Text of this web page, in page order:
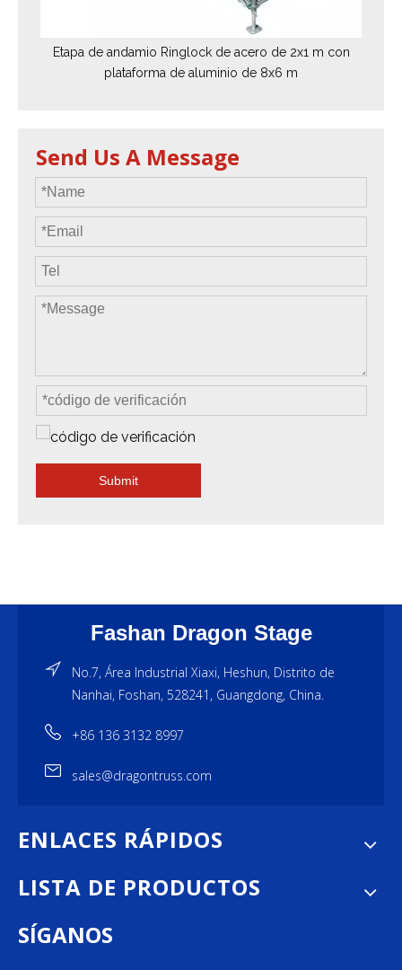
Etapa de andamio Ringlock de acero de 2x1 m con
plataforma de aluminio de 8x6 m
Send Us A Message
Submit
Fashan Dragon Stage
No.7, Área Industrial Xiaxi, Heshun, Distrito de
Nanhai, Foshan, 528241, Guangdong, China.
+86 136 3132 8997
sales@dragontruss.com
ENLACES RÁPIDOS
LISTA DE PRODUCTOS
SÍGANOS